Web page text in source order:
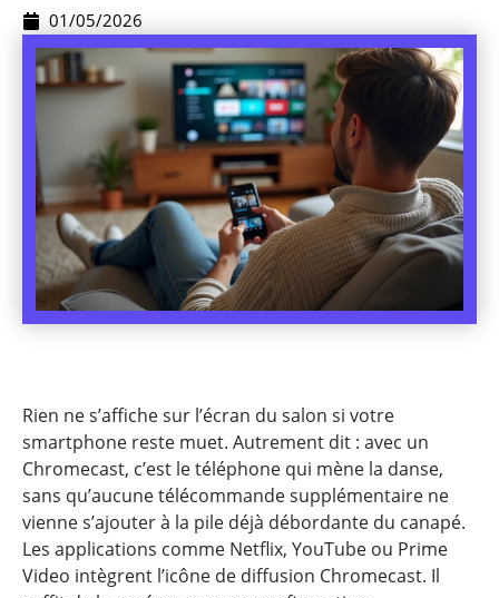
01/05/2026
Rien ne s’affiche sur l’écran du salon si votre
smartphone reste muet. Autrement dit : avec un
Chromecast, c’est le téléphone qui mène la danse,
sans qu’aucune télécommande supplémentaire ne
vienne s’ajouter à la pile déjà débordante du canapé.
Les applications comme Netflix, YouTube ou Prime
Video intègrent l’icône de diffusion Chromecast. Il